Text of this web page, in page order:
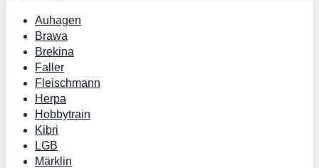
Auhagen
Brawa
Brekina
Faller
Fleischmann
Herpa
Hobbytrain
Kibri
LGB
Märklin